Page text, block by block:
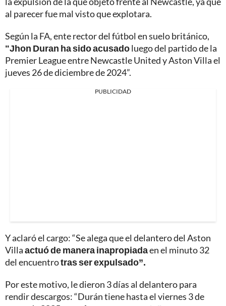
al parecer fue mal visto que explotara.
Según la FA, ente rector del fútbol en suelo británico,
"Jhon Duran ha sido acusadoluego del partido de la
Premier League entre Newcastle United y Aston Villa el
jueves 26 de diciembre de 2024”.
PUBLICIDAD
Y aclaró el cargo: “Se alega que el delantero del Aston
Villaactuó de manera inapropiadaen el minuto 32
del encuentrotras ser expulsado”.
Por este motivo, le dieron 3 días al delantero para
rendir descargos: “Durán tiene hasta el viernes 3 de